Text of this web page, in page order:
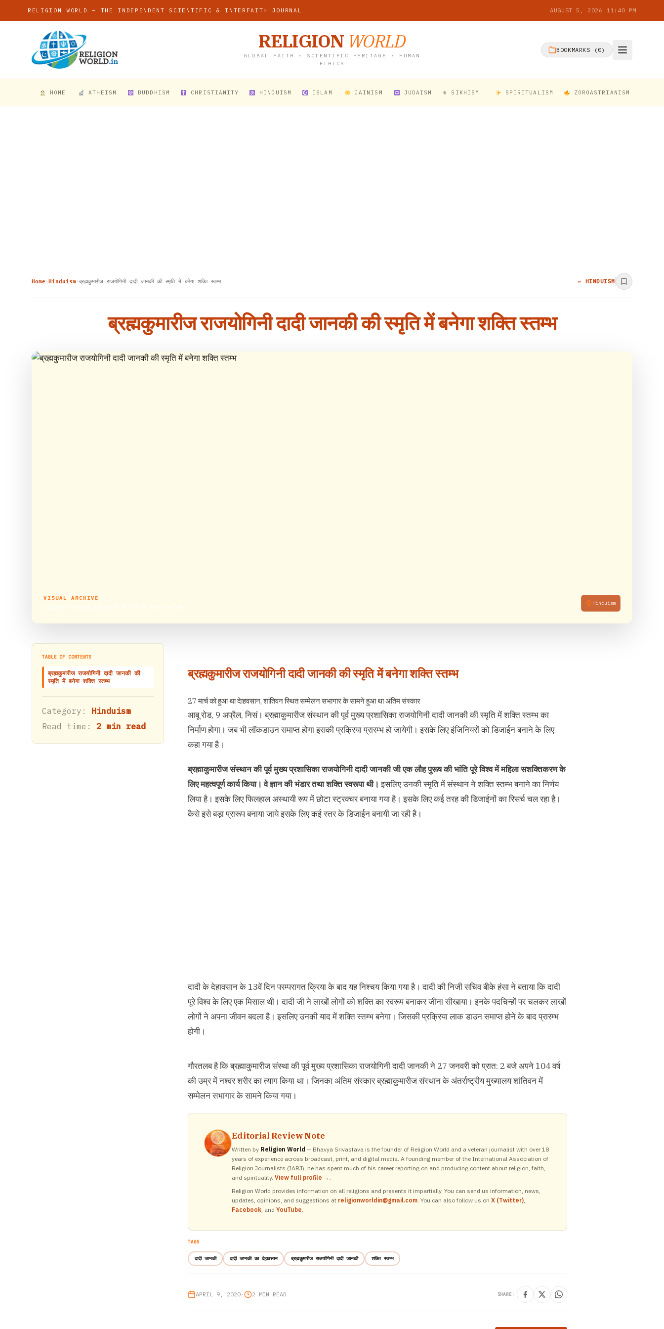
RELIGION WORLD — THE INDEPENDENT SCIENTIFIC & INTERFAITH JOURNAL AUGUST 5, 2026 11:40 PM
RELIGION WORLD
GLOBAL FAITH • SCIENTIFIC HERITAGE • HUMAN
ETHICS
BOOKMARKS ( 0)
HOME ATHEISM BUDDHISM CHRISTIANITY HINDUISM ISLAM JAINISM JUDAISM ☬ SIKHISM SPIRITUALISM ZOROASTRIANISM
Home›Hinduism›ब्रह्मकुमारीज राजयोगिनी दादी जानकी की स्मृति में बनेगा शक्ति स्तम्भ ← HINDUISM
ब्रह्मकुमारीज राजयोगिनी दादी जानकी की स्मृति में बनेगा शक्ति स्तम्भ
VISUAL ARCHIVE
Hinduism
TABLE OF CONTENTS
ब्रह्मकुमारीज राजयोगिनी दादी जानकी की
स्मृति में बनेगा शक्ति स्तम्भ
Category: Hinduism
Read time: 2 min read
ब्रह्मकुमारीज राजयोगिनी दादी जानकी की स्मृति में बनेगा शक्ति स्तम्भ
27 मार्च को हुआ था देाहवसान, शांतिवन स्थित सम्मेलन सभागार के सामने हुआ था अंतिम संस्कार
आबू रोड, 9 अप्रैल, निसं। ब्रह्माकुमारीज संस्थान की पूर्व मुख्य प्रशासिका राजयोगिनी दादी जानकी की स्मृति में शक्ति स्तम्भ का
निर्माण होगा। जब भी लॉकडाउन समाप्त होगा इसकी प्रक्रिया प्रारम्भ हो जायेगी। इसके लिए इंजिनियरों को डिजाईन बनाने के लिए
कहा गया है।
ब्रह्माकुमारीज संस्थान की पूर्व मुख्य प्रशासिका राजयोगिनी दादी जानकी जी एक लौह पुरूष की भांति पूरे विश्व में महिला सशक्तिकरण के
लिए महत्वपूर्ण कार्य किया। वे ज्ञान की भंडार तथा शक्ति स्वरूपा थी। इसलिए उनकी स्मृति में संस्थान ने शक्ति स्तम्भ बनाने का निर्णय
लिया है। इसके लिए फिलहाल अस्थायी रूप में छोटा स्ट्रक्चर बनाया गया है। इसके लिए कई तरह की डिजाईनों का रिसर्च चल रहा है।
कैसे इसे बड़ा प्रारूप बनाया जाये इसके लिए कई स्तर के डिजाईन बनायी जा रही है।
दादी के देहावसान के 13वें दिन परम्परागत क्रिया के बाद यह निश्चय किया गया है। दादी की निजी सचिव बीके हंसा ने बताया कि दादी
पूरे विश्व के लिए एक मिसाल थी। दादी जी ने लाखों लोगों को शक्ति का स्वरूप बनाकर जीना सीखाया। इनके पदचिन्हों पर चलकर लाखों
लोगों ने अपना जीवन बदला है। इसलिए उनकी याद में शक्ति स्तम्भ बनेगा। जिसकी प्रक्रिया लाक डाउन समाप्त होने के बाद प्रारम्भ
होगी।
गौरतलब है कि ब्रह्माकुमारीज संस्था की पूर्व मुख्य प्रशासिका राजयोगिनी दादी जानकी ने 27 जनवरी को प्रात: 2 बजे अपने 104 वर्ष
की उम्र में नश्वर शरीर का त्याग किया था। जिनका अंतिम संस्कार ब्रह्माकुमारीज संस्थान के अंतर्राष्ट्रीय मुख्यालय शांतिवन में
सम्मेलन सभागार के सामने किया गया।
Editorial Review Note
Written by Religion World — Bhavya Srivastava is the founder of Religion World and a veteran journalist with over 18
years of experience across broadcast, print, and digital media. A founding member of the International Association of
Religion Journalists (IARJ), he has spent much of his career reporting on and producing content about religion, faith,
and spirituality. View full profile → .
Religion World provides information on all religions and presents it impartially. You can send us information, news,
updates, opinions, and suggestions at religionworldin@gmail.com. You can also follow us on X (Twitter),
Facebook, and YouTube.
TAGS
दादी जानकी दादी जानकी का देहावसान ब्रह्मकुमारीज राजयोगिनी दादी जानकी शक्ति स्तम्भ
APRIL 9, 2020• 2 MIN READ SHARE: